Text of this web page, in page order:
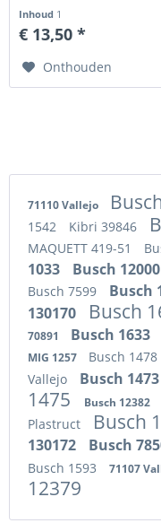
Inhoud 1
€ 13,50 *
Onthouden
71110 Vallejo
1542
Kibri 39846
MAQUETT 419-51
1033
Busch 12000
Busch 7599 Busch
130170
Busch
70891
Busch 1633
MIG 1257 Busch 1478
Vallejo
Busch 1473
1475
Busch 12382
Plastruct Busch
130172
Busch
Busch 1593 71107
12379